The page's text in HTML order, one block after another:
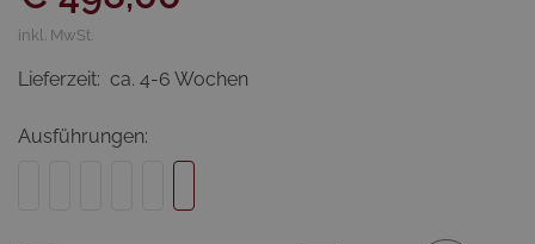
inkl. MwSt.
Lieferzeit: ca. 4-6 Wochen
Ausführungen: